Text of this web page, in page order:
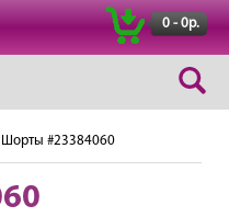
0 - 0р.
#23384060